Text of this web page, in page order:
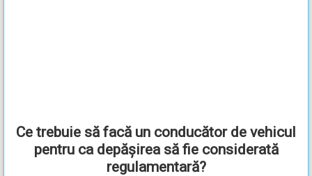
Ce trebuie să facă un conducător de vehicul
pentru ca depășirea să fie considerată
regulamentară?